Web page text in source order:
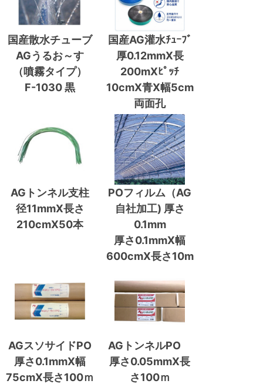
国産散水チューブ
AGうるお～す
（噴霧タイプ）
F-1030 黒
国産AG灌水ﾁｭｰﾌﾞ
厚0.12mmX長
200mXﾋﾟｯﾁ
10cmX青X幅5cm
両面孔
AGトンネル支柱
径11mmX長さ
210cmX50本
POフィルム（AG
自社加工) 厚さ
0.1mm
厚さ0.1mmX幅
600cmX長さ10m
AGスソサイドPO
厚さ0.1mmX幅
75cmX長さ100ｍ
AGトンネルPO
厚さ0.05mmX長
さ100ｍ